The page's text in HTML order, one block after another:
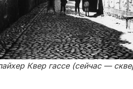
Квер гассе (сейчас —